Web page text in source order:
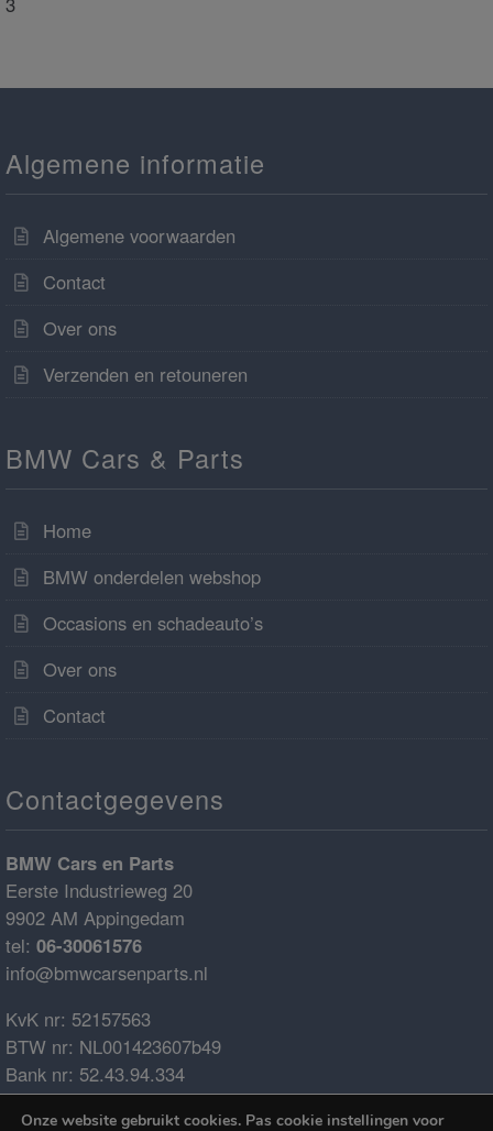
Algemene informatie
Algemene voorwaarden
Contact
Over ons
Verzenden en retouneren
BMW Cars & Parts
Home
BMW onderdelen webshop
Occasions en schadeauto’s
Over ons
Contact
Contactgegevens
BMW Cars en Parts
Eerste Industrieweg 20
9902 AM Appingedam
tel: 06-30061576
info@bmwcarsenparts.nl
KvK nr: 52157563
BTW nr: NL001423607b49
Bank nr: 52.43.94.334
IBAN: NL68ABNA0524394334
Onze website gebruikt cookies. Pas cookie instellingen voor